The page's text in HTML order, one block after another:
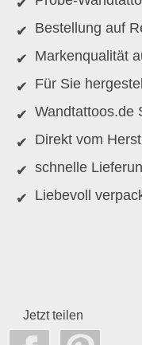
Bestellung auf
Markenqualität
Für Sie
Wandtattoos.de
Direkt vom
schnelle
Liebevoll
Jetzt teilen